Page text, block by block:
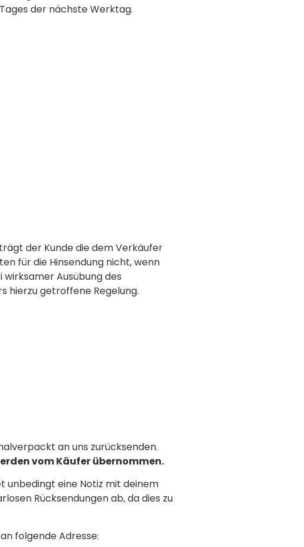
der nächste Werktag.
der Kunde die dem Verkäufer
für die Hinsendung nicht, wenn
Ausübung des
hierzu getroffene Regelung.
an uns zurücksenden.
vom Käufer übernommen.
unbedingt eine Notiz mit deinem
Rücksendungen ab, da dies zu
folgende Adresse: